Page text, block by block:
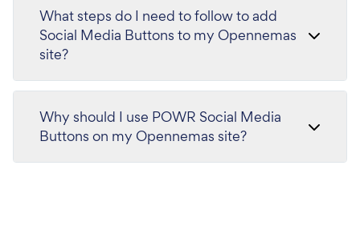
What steps do I need to follow to add
Social Media Buttons to my Opennemas
site?
Why should I use POWR Social Media
Buttons on my Opennemas site?